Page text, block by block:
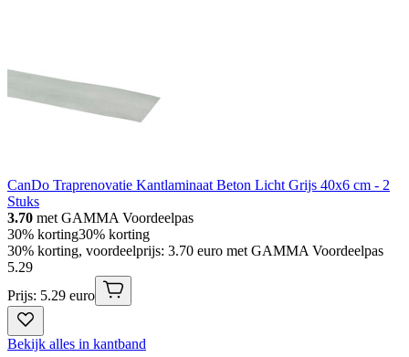
CanDo Traprenovatie Kantlaminaat Beton Licht Grijs 40x6 cm - 2
Stuks
3.70 met GAMMA Voordeelpas
30% korting30% korting
30% korting, voordeelprijs: 3.70 euro met GAMMA Voordeelpas
5.29
Prijs: 5.29 euro
Bekijk alles in kantband